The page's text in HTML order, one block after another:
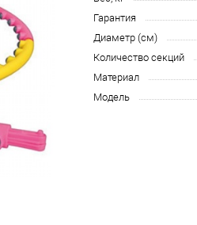
Гарантия
Диаметр (см)
Количество секций
Материал
Модель